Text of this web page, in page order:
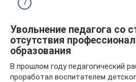
Увольнение педагога со
отсутствия
образования
В прошлом году педагогический
проработал воспитателем